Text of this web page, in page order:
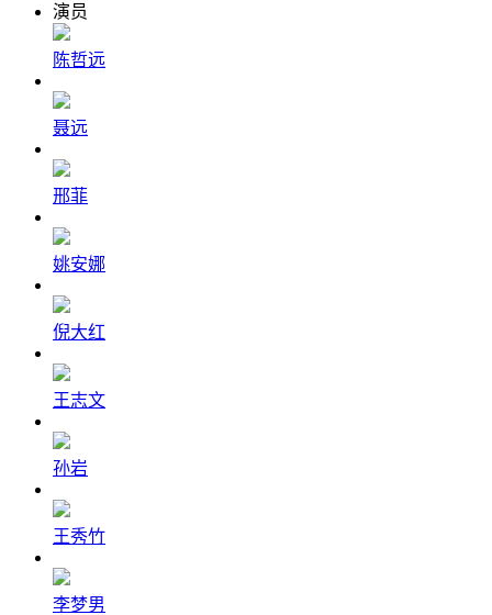
演员
陈哲远
聂远
邢菲
姚安娜
倪大红
王志文
孙岩
王秀竹
李梦男